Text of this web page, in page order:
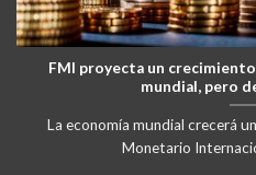
FMI proyecta un
mundial, pero
La economía mundial crecerá
Monetario